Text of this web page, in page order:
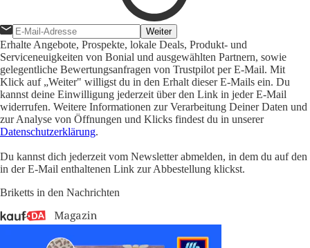
Weiter
Erhalte Angebote, Prospekte, lokale Deals, Produkt- und
Serviceneuigkeiten von Bonial und ausgewählten Partnern, sowie
gelegentliche Bewertungsanfragen von Trustpilot per E-Mail. Mit
Klick auf „Weiter" willigst du in den Erhalt dieser E-Mails ein. Du
kannst deine Einwilligung jederzeit über den Link in jeder E-Mail
widerrufen. Weitere Informationen zur Verarbeitung Deiner Daten und
zur Analyse von Öffnungen und Klicks findest du in unserer
Datenschutzerklärung.
Du kannst dich jederzeit vom Newsletter abmelden, in dem du auf den
in der E-Mail enthaltenen Link zur Abbestellung klickst.
Briketts in den Nachrichten